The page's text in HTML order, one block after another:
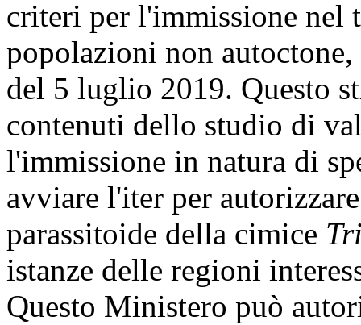
criteri per l'immissione nel
popolazioni non
del 5 luglio 2019. Questo
contenuti dello studio di
l'immissione in natura di
avviare l'iter per
parassitoide della cimice
istanze delle regioni
Questo Ministero può